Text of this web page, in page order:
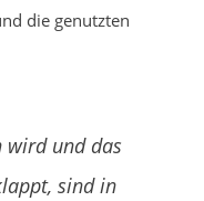
die genutzten
wird und das
sind in